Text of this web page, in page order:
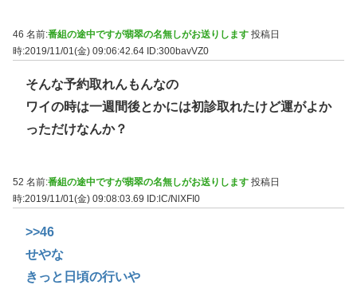
46 名前:番組の途中ですが翡翠の名無しがお送りします 投稿日
時:2019/11/01(金) 09:06:42.64 ID:300bavVZ0
そんな予約取れんもんなの
ワイの時は一週間後とかには初診取れたけど運がよか
っただけなんか？
52 名前:番組の途中ですが翡翠の名無しがお送りします 投稿日
時:2019/11/01(金) 09:08:03.69 ID:lC/NlXFI0
>>46
せやな
きっと日頃の行いや